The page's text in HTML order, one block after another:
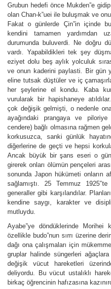
Grubun hedefi önce Mukden”e
olan Chan-k”uei ile buluşmak ve
Fakat o günlerde Çin”in içinde
kendini tamamen yardımdan
durumunda buluverdi. Ne doğru
vardı. Yapabildikleri tek şey
eziyet dolu beş aylık yolculuk
ve onun kaderini paylasti. Bir gün
eline tutsak düştüler ve iç
her şeylerine el kondu. Kaba
vurularak bir hapishaneye
çok değişik gelmişti, o nedenle
ayağındaki prangaya ve
cendere) bağlı olmasına rağmen
korkusuzca, sanki günlük
diğerlerine de geçti ve hepsi
Ancak büyük bir şans eseri o
girerek onları ölümün pençeleri
sonunda Japon hükümeti onların
sağlamıştı. 25 Temmuz
generaller gibi karşılandılar.
kendine saygı, karakter ve
mutluydu.
Ayabe”ye döndüklerinde
özellikle budo”nun sırrı üzerine
dağı ona çalışmaları için
gruplar halinde süngerleri
değişik vücut hareketleri
deliyordu. Bu vücut ustalıklı
birkaç öğrencinin hafızasına